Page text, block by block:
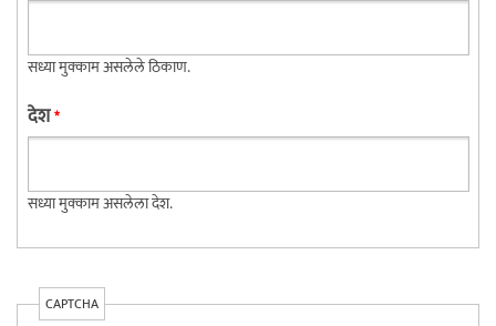
सध्या मुक्काम असलेले ठिकाण.
देश*
सध्या मुक्काम असलेला देश.
CAPTCHA